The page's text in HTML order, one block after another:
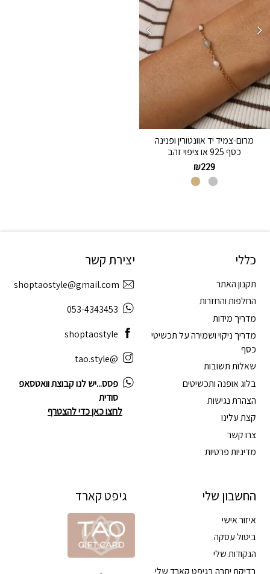
מרום-צמיד יד אוונטורין ופנינה
כסף 925 או ציפוי זהב
₪229
כללי
תקנון האתר
החלפות והחזרות
מדריך מידות
מדריך ניקוי ושמירה על תכשיטי
כסף
שאלות תשובות
בלוג אופנה ותכשיטים
הצהרת נגישות
קצת עלינו
צרו קשר
מדיניות פרטיות
החשבון שלי
איזור אישי
ביטול עסקה
הנקודות שלי
בדיקת יתרה בגיפט קארד שלי
יצירת קשר
shoptaostyle@gmail.com
053-4343453
shoptaostyle
@tao.style
פסס...יש לנו קבוצת וואטסאפ
סודית
לחצו כאן כדי להצטרף
גיפט קארד